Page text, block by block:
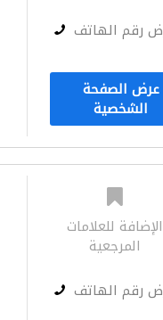
رقم الهاتف
عرض الصفحة
الشخصية
الإضافة للعلامات
المرجعية
رقم الهاتف